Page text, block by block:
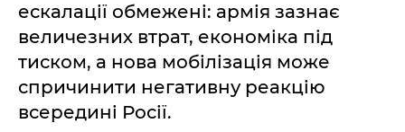
ескалації обмежені: армія зазнає
величезних втрат, економіка під
тиском, а нова мобілізація може
спричинити негативну реакцію
всередині Росії.